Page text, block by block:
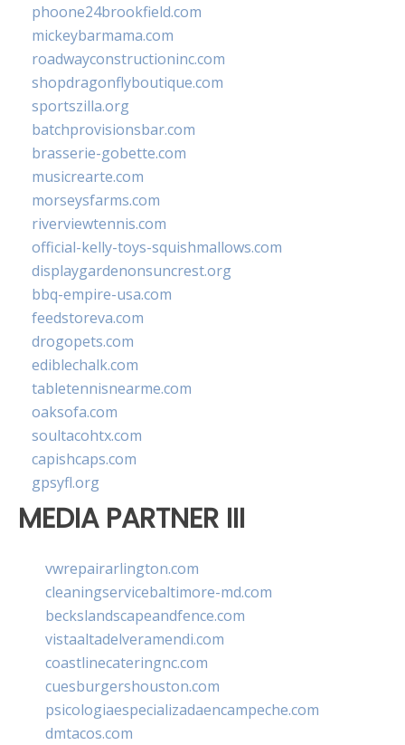
phoone24brookfield.com
mickeybarmama.com
roadwayconstructioninc.com
shopdragonflyboutique.com
sportszilla.org
batchprovisionsbar.com
brasserie-gobette.com
musicrearte.com
morseysfarms.com
riverviewtennis.com
official-kelly-toys-squishmallows.com
displaygardenonsuncrest.org
bbq-empire-usa.com
feedstoreva.com
drogopets.com
ediblechalk.com
tabletennisnearme.com
oaksofa.com
soultacohtx.com
capishcaps.com
gpsyfl.org
MEDIA PARTNER III
vwrepairarlington.com
cleaningservicebaltimore-md.com
beckslandscapeandfence.com
vistaaltadelveramendi.com
coastlinecateringnc.com
cuesburgershouston.com
psicologiaespecializadaencampeche.com
dmtacos.com